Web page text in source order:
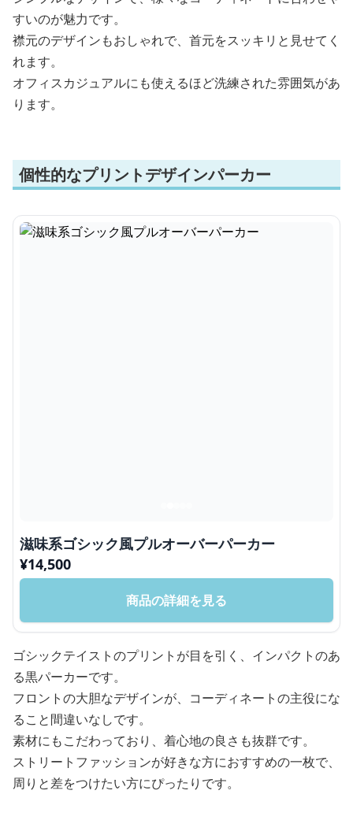
すいのが魅力です。
襟元のデザインもおしゃれで、首元をスッキリと見せてく
れます。
オフィスカジュアルにも使えるほど洗練された雰囲気があ
ります。
個性的なプリントデザインパーカー
滋味系ゴシック風プルオーバーパーカー
¥14,500
商品の詳細を見る
ゴシックテイストのプリントが目を引く、インパクトのあ
る黒パーカーです。
フロントの大胆なデザインが、コーディネートの主役にな
ること間違いなしです。
素材にもこだわっており、着心地の良さも抜群です。
ストリートファッションが好きな方におすすめの一枚で、
周りと差をつけたい方にぴったりです。